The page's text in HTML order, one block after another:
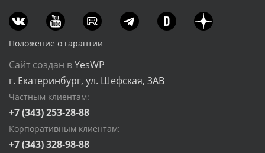
Положение о гарантии
Сайт создан вYesWP
г. Екатеринбург, ул. Шефская, 3АВ
Частным клиентам:
+7 (343) 253-28-88
Корпоративным клиентам:
+7 (343) 328-98-88